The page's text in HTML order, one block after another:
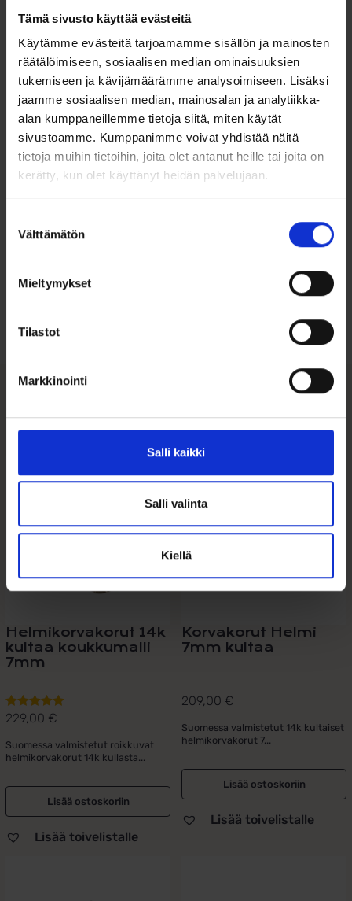
Tämä sivusto käyttää evästeitä
Käytämme evästeitä tarjoamamme sisällön ja mainosten
räätälöimiseen, sosiaalisen median ominaisuuksien
tukemiseen ja kävijämäärämme analysoimiseen. Lisäksi
jaamme sosiaalisen median, mainosalan ja analytiikka-
alan kumppaneillemme tietoja siitä, miten käytät
sivustoamme. Kumppanimme voivat yhdistää näitä
tietoja muihin tietoihin, joita olet antanut heille tai joita on
kerätty, kun olet käyttänyt heidän palvelujaan.
valinta
Välttämätön
Mieltymykset
Tilastot
Markkinointi
Salli kaikki
Salli valinta
Kiellä
Kultaiset Korvarenkaat 3 mm x 14,5 mm
Materiaali:14k kultaa (585)
Leveys: 3 mm
Halkaisija:14,5 mm
Valmistus:Kotimainen
Tutustu myös
Helmikorvakorut 14k
kultaa koukkumalli
7mm
Arvostelu
5.00 / 5
229,00 €
Suomessa valmistetut roikkuvat
helmikorvakorut 14k kullasta...
Lisää ostoskoriin
Lisää toivelistalle
Korvakorut Helmi
7mm kultaa
209,00 €
Suomessa valmistetut 14k kultaiset
helmikorvakorut 7...
Lisää ostoskoriin
Lisää toivelistalle